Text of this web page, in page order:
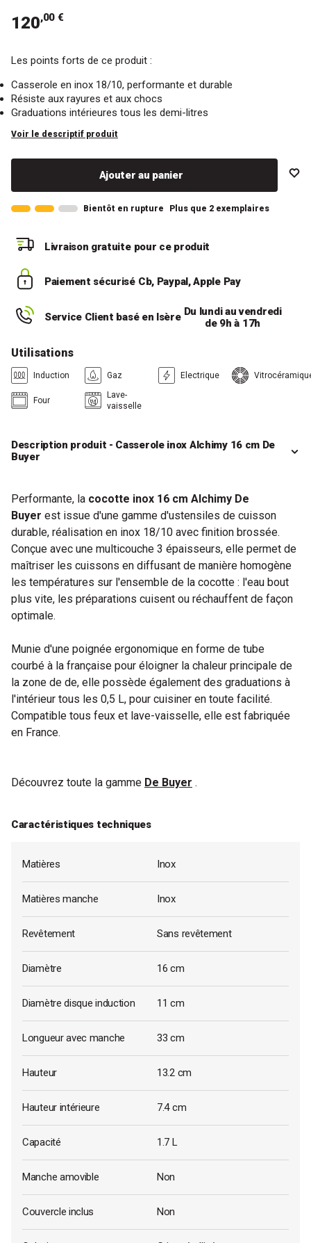
120,00 €
Les points forts de ce produit :
Casserole en inox 18/10, performante et durable
Résiste aux rayures et aux chocs
Graduations intérieures tous les demi-litres
Voir le descriptif produit
Ajouter au panier
Bientôt en rupture Plus que 2 exemplaires
Livraison gratuite pour ce produit
Paiement sécurisé Cb, Paypal, Apple Pay
Service Client basé en Isère Du lundi au vendredi
de 9h à 17h
Utilisations
Induction Gaz Electrique
Four
Lave-
vaisselle
Description produit - Casserole inox Alchimy 16 cm De
Buyer
Performante, la cocotte inox 16 cm Alchimy De
Buyer est issue d'une gamme d'ustensiles de cuisson
durable, réalisation en inox 18/10 avec finition brossée.
Conçue avec une multicouche 3 épaisseurs, elle permet de
maîtriser les cuissons en diffusant de manière homogène
les températures sur l'ensemble de la cocotte : l'eau bout
plus vite, les préparations cuisent ou réchauffent de façon
optimale.
Munie d'une poignée ergonomique en forme de tube
courbé à la française pour éloigner la chaleur principale de
la zone de de, elle possède également des graduations à
l'intérieur tous les 0,5 L, pour cuisiner en toute facilité.
Compatible tous feux et lave-vaisselle, elle est fabriquée
en France.
Découvrez toute la gamme De Buyer .
Caractéristiques techniques
Matières Inox
Matières manche Inox
Revêtement Sans revêtement
Diamètre 16 cm
Diamètre disque induction 11 cm
Longueur avec manche 33 cm
Hauteur 13.2 cm
Hauteur intérieure 7.4 cm
Capacité 1.7 L
Manche amovible Non
Couvercle inclus Non